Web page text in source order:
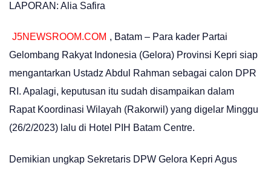
LAPORAN: Alia Safira
J5NEWSROOM.COM , Batam – Para kader Partai
Gelombang Rakyat Indonesia (Gelora) Provinsi Kepri siap
mengantarkan Ustadz Abdul Rahman sebagai calon DPR
RI. Apalagi, keputusan itu sudah disampaikan dalam
Rapat Koordinasi Wilayah (Rakorwil) yang digelar Minggu
(26/2/2023) lalu di Hotel PIH Batam Centre.
Demikian ungkap Sekretaris DPW Gelora Kepri Agus